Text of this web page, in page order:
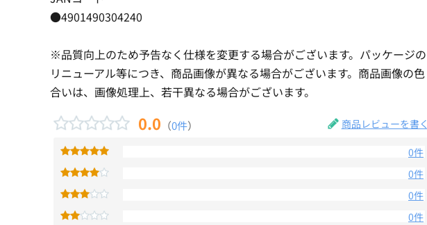
●4901490304240
※品質向上のため予告なく仕様を変更する場合がございます。パッケージの
リニューアル等につき、商品画像が異なる場合がございます。商品画像の色
合いは、画像処理上、若干異なる場合がございます。
0.0 （0件） 商品レビューを書く
0件
0件
0件
0件